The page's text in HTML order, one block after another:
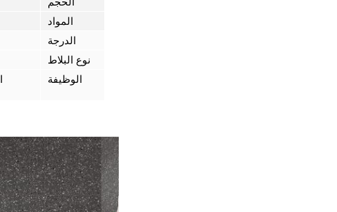
المواد
الدرجة
نوع البلاط
الوظيفة